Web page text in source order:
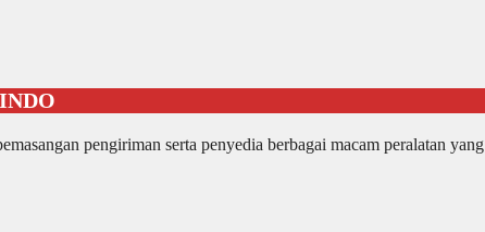
pengiriman serta penyedia berbagai macam peralatan yang